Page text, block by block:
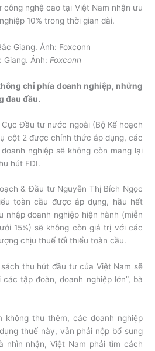
công nghệ cao tại Việt Nam nhận ưu
10% trong thời gian dài.
Giang. Ảnh: Foxconn
chỉ phía doanh nghiệp, những
đau đầu.
Đầu tư nước ngoài (Bộ Kế hoạch
cột 2 được chính thức áp dụng, các
nghiệp sẽ không còn mang lại
hút FDI.
& Đầu tư Nguyễn Thị Bích Ngọc
toàn cầu được áp dụng, hầu hết
nhập doanh nghiệp hiện hành (miễn
15%) sẽ không còn giá trị với các
chịu thuế tối thiểu toàn cầu.
thu hút đầu tư của Việt Nam sẽ
tập đoàn, doanh nghiệp lớn”, bà
không thu thêm, các doanh nghiệp
thuế này, vẫn phải nộp bổ sung
nhìn nhận, Việt Nam phải tìm cách